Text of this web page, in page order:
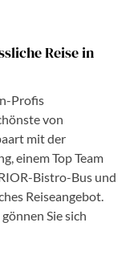
Reise in
Profis
von
mit der
einem Top Team
Bistro-Bus und
Reiseangebot.
Sie sich